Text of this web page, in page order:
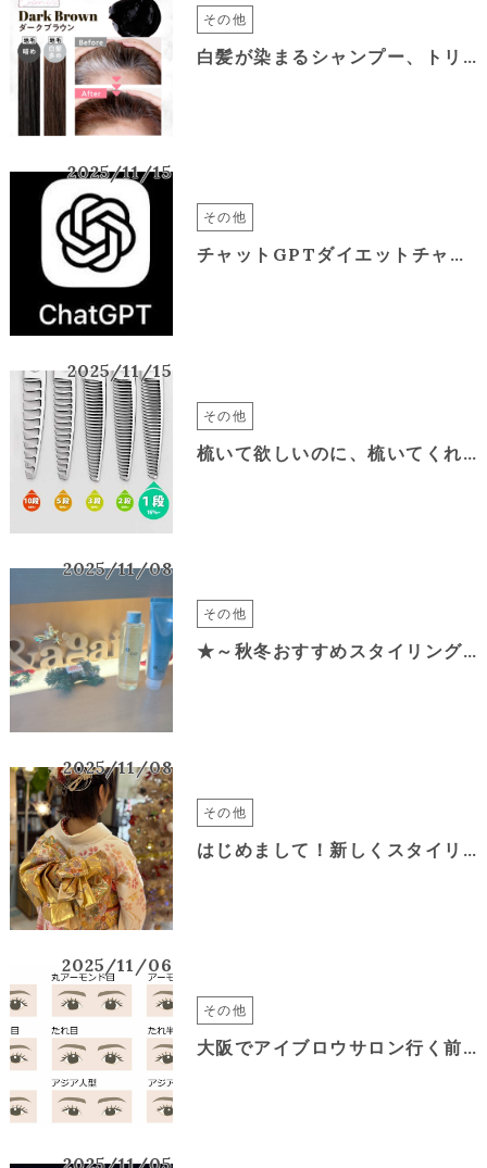
その他
白髪が染まるシャンプー、トリートメントは、誇大広告です。正しい認識、使い方
2025/11/15
その他
チャットGPTダイエットチャレンジ！
2025/11/15
その他
梳いて欲しいのに、梳いてくれない美容師さんが多いワケ
2025/11/08
その他
★～秋冬おすすめスタイリングアイテム～★
2025/11/08
その他
はじめまして！新しくスタイリストで入りました。方城加織です
2025/11/06
その他
大阪でアイブロウサロン行く前に&*again-HAIRでお得に眉カット
2025/11/05